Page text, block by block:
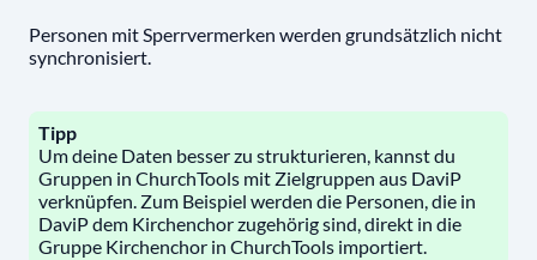
Personen mit Sperrvermerken werden grundsätzlich nicht
synchronisiert.
Tipp
Um deine Daten besser zu strukturieren, kannst du
Gruppen in ChurchTools mit Zielgruppen aus DaviP
verknüpfen. Zum Beispiel werden die Personen, die in
DaviP dem Kirchenchor zugehörig sind, direkt in die
Gruppe Kirchenchor in ChurchTools importiert.